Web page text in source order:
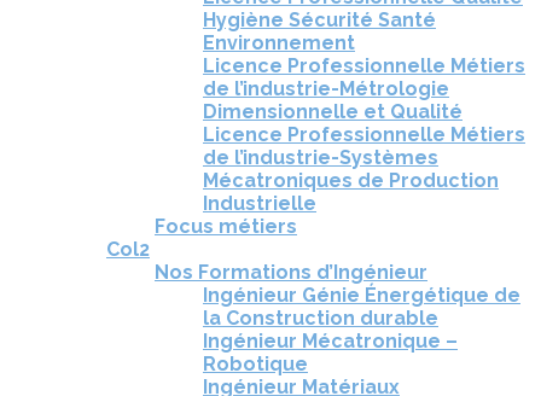
Hygiène Sécurité Santé
Environnement
Licence Professionnelle Métiers
de l’industrie-Métrologie
Dimensionnelle et Qualité
Licence Professionnelle Métiers
de l’industrie-Systèmes
Mécatroniques de Production
Industrielle
Focus métiers
Col2
Nos Formations d’Ingénieur
Ingénieur Génie Énergétique de
la Construction durable
Ingénieur Mécatronique –
Robotique
Ingénieur Matériaux